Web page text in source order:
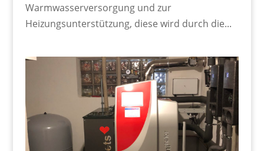
Warmwasserversorgung und zur
Heizungsunterstützung, diese wird durch die...